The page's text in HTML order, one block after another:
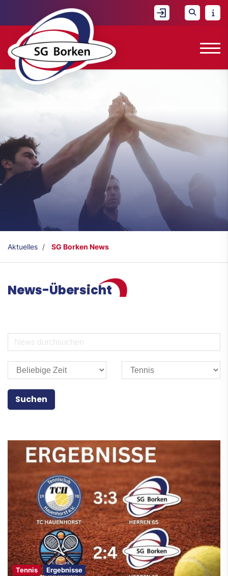
Aktuelles SG Borken News
News-Übersicht
Tennis Ergebnisse